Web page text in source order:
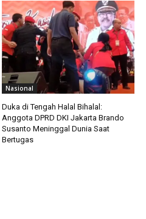
Nasional
Duka di Tengah Halal Bihalal:
Anggota DPRD DKI Jakarta Brando
Susanto Meninggal Dunia Saat
Bertugas